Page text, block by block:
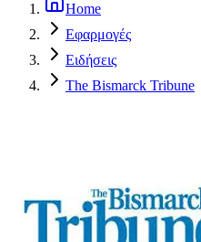
Home
Εφαρμογές
Ειδήσεις
The Bismarck Tribune